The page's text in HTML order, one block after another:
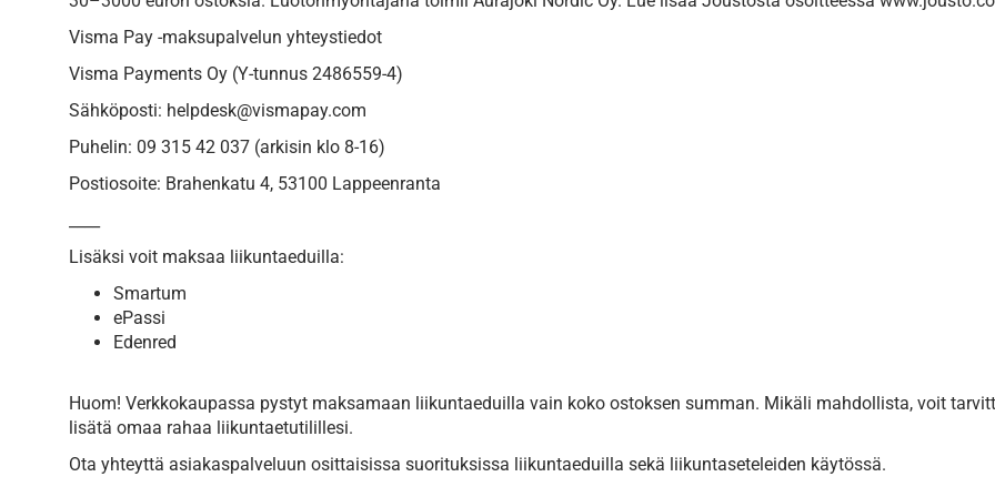
Visma Pay -maksupalvelun yhteystiedot
Visma Payments Oy (Y-tunnus 2486559-4)
Sähköposti: helpdesk@vismapay.com
Puhelin: 09 315 42 037 (arkisin klo 8-16)
Postiosoite: Brahenkatu 4, 53100 Lappeenranta
Lisäksi voit maksaa liikuntaeduilla:
Smartum
ePassi
Edenred
Huom! Verkkokaupassa pystyt maksamaan liikuntaeduilla vain koko ostoksen summan. Mikäli mahdollista, voit
lisätä omaa rahaa liikuntaetutilillesi.
Ota yhteyttä asiakaspalveluun osittaisissa suorituksissa liikuntaeduilla sekä liikuntaseteleiden käytössä.